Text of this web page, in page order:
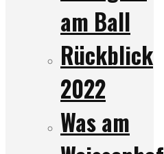
am Ball
Rückblick
2022
Was am